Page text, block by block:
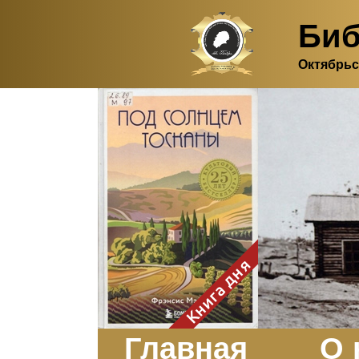
Здесь, в своем
итальянском доме, я вновь
испытала первичную
радость единения с
природой. Дом открыт
для бабочек, стрекоз, пчёл
или всех, кто пожелает
влететь в одно окно и
вылететь из другого. Едим
мы почти всегда во
дворе. Во мне настолько
возродился здравый
смысл моей матери -
умение наслаждаться
настоящим и не спешить, -
что даже нашлось время
отполировать до блеска
оконное стекло.
ЗаказатьКнига дня
Главная О